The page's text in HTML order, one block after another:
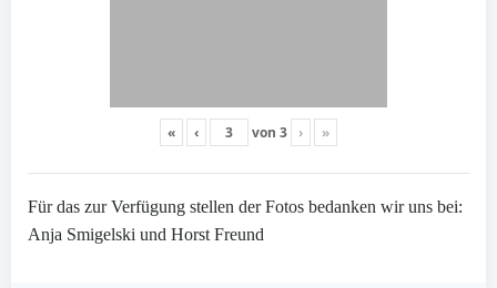
« ‹ von 3 › »
Für das zur Verfügung stellen der Fotos bedanken wir uns bei:
Anja Smigelski und Horst Freund